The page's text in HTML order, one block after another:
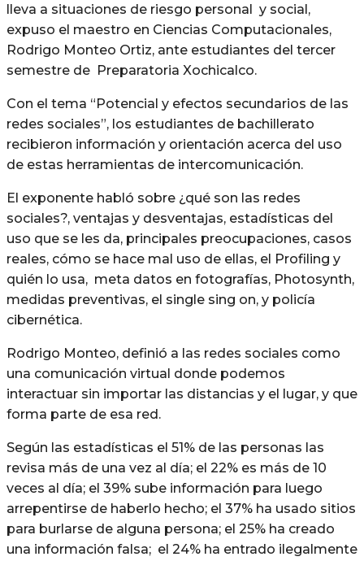
lleva a situaciones de riesgo personal y social,
expuso el maestro en Ciencias Computacionales,
Rodrigo Monteo Ortiz, ante estudiantes del tercer
semestre de Preparatoria Xochicalco.
Con el tema “Potencial y efectos secundarios de las
redes sociales”, los estudiantes de bachillerato
recibieron información y orientación acerca del uso
de estas herramientas de intercomunicación.
El exponente habló sobre ¿qué son las redes
sociales?, ventajas y desventajas, estadísticas del
uso que se les da, principales preocupaciones, casos
reales, cómo se hace mal uso de ellas, el Profiling y
quién lo usa, meta datos en fotografías, Photosynth,
medidas preventivas, el single sing on, y policía
cibernética.
Rodrigo Monteo, definió a las redes sociales como
una comunicación virtual donde podemos
interactuar sin importar las distancias y el lugar, y que
forma parte de esa red.
Según las estadísticas el 51% de las personas las
revisa más de una vez al día; el 22% es más de 10
veces al día; el 39% sube información para luego
arrepentirse de haberlo hecho; el 37% ha usado sitios
para burlarse de alguna persona; el 25% ha creado
una información falsa; el 24% ha entrado ilegalmente